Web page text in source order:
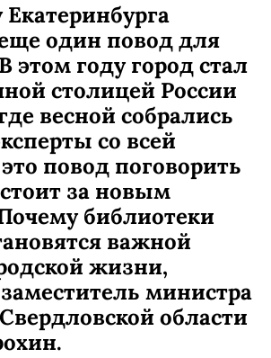
один повод для
этом году город стал
столицей России
весной собрались
со всей
повод поговорить
за новым
библиотеки
важной
жизни,
министра
области